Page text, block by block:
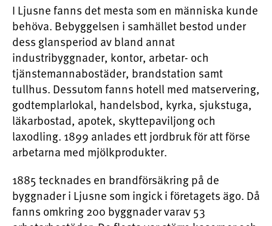
I Ljusne fanns det mesta som en människa kunde
behöva. Bebyggelsen i samhället bestod under
dess glansperiod av bland annat
industribyggnader, kontor, arbetar- och
tjänstemannabostäder, brandstation samt
tullhus. Dessutom fanns hotell med matservering,
godtemplarlokal, handelsbod, kyrka, sjukstuga,
läkarbostad, apotek, skyttepaviljong och
laxodling. 1899 anlades ett jordbruk för att förse
arbetarna med mjölkprodukter.
1885 tecknades en brandförsäkring på de
byggnader i Ljusne som ingick i företagets ägo. Då
fanns omkring 200 byggnader varav 53